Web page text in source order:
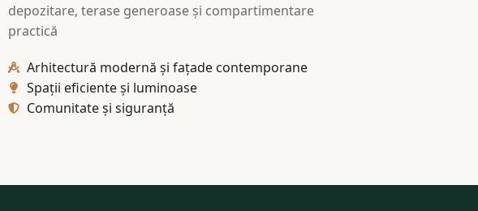
depozitare, terase generoase și compartimentare
practică
Arhitectură modernă și fațade contemporane
Spații eficiente și luminoase
Comunitate și siguranță